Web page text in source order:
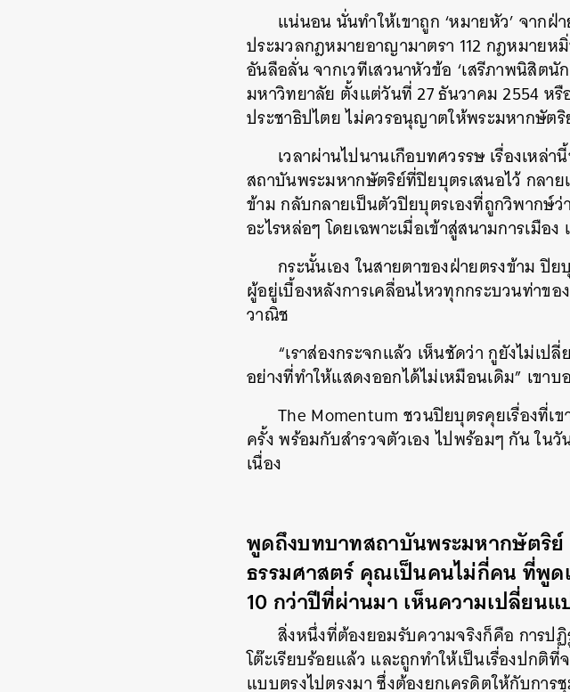
แน่นอน นั่นทำให้เขาถูก ‘หมายหัว’ จากฝ่
ประมวลกฎหมายอาญามาตรา 112 กฎหมาย
อันลือลั่น จากเวทีเสวนาหัวข้อ ‘เสรีภาพนิสิต
มหาวิทยาลัย ตั้งแต่วันที่ 27 ธันวาคม 2554 ห
ประชาธิปไตย ไม่ควรอนุญาตให้พระมหากษัตริ
เวลาผ่านไปนานเกือบทศวรรษ เรื่องเหล่
สถาบันพระมหากษัตริย์ที่ปิยบุตรเสนอไว้ กลา
ข้าม กลับกลายเป็นตัวปิยบุตรเองที่ถูกวิพากษ์
อะไรหล่อๆ โดยเฉพาะเมื่อเข้าสู่สนามการเมื
กระนั้นเอง ในสายตาของฝ่ายตรงข้าม ปิ
ผู้อยู่เบื้องหลังการเคลื่อนไหวทุกกระบวนท่าข
วาณิช
“เราส่องกระจกแล้ว เห็นชัดว่า กูยังไม่เ
อย่างที่ทำให้แสดงออกได้ไม่เหมือนเดิม” เขาบ
The Momentum ชวนปิยบุตรคุยเรื่องที่เ
ครั้ง พร้อมกับสำรวจตัวเอง ไปพร้อมๆ กัน ใน
เนื่อง
พูดถึงบทบาทสถาบันพระมหากษัตริ
ธรรมศาสตร์ คุณเป็นคนไม่กี่คน ที่พูด
10กว่าปีที่ผ่านมา เห็นความเปลี่ยนแ
สิ่งหนึ่งที่ต้องยอมรับความจริงก็คือ การป
โต๊ะเรียบร้อยแล้ว และถูกทำให้เป็นเรื่องปก
แบบตรงไปตรงมา ซึ่งต้องยกเครดิตให้กับการ
SHARE